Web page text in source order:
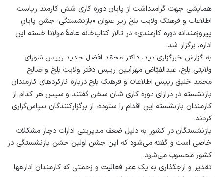
همایشی جهت گرامی‎داشت از پایان دوره کاری شش کارمند ریاست
اطلاعات و فرهنگ ولایت بلخ زیر عنوان «بازنشستگی؛ جشن پایانِ
پیروزمندانه دوره کارمندی» در تالار کتاب‌خانه عامۀ مولانا خسته این
اداره، برگزار شد.
به گزارش خبرگزاری دید، داکتر محمّد افضل حدید رییس شورای
ولایتی بلخ، عبدالفیّاض مهرآیین رییس دفتر ولایت بلخ و صالح
محمد خلیق رییس اطلاعات و فرهنگ بلخ درباره کارکردهای کارمندان
بازنشسته در درازای دوره کاری شان سخن گفتند و سپس هر کدام از
کارمندان بازنشسته این اقدام را ستوده، از برگزارکنندگان سپاس‌گزاری
کردند.
بازنشستگان در کشور به دلیل ضعف مدیریتی ادارات دچار مشکلات
خاصی است و گفته می‌شود که این جشن اولین جشن بازنشستگی در
کشور محسوب می‌شود.
تقدیر و ارج‎گذاری به یک عمر فعالیت و زحمتی که کارمندان اداره‎ها